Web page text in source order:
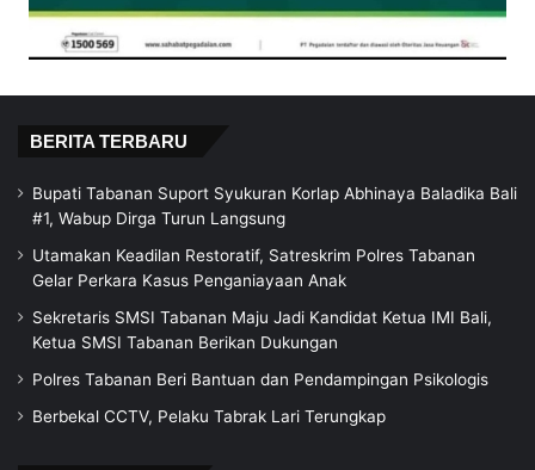
BERITA TERBARU
Bupati Tabanan Suport Syukuran Korlap Abhinaya Baladika Bali
#1, Wabup Dirga Turun Langsung
Utamakan Keadilan Restoratif, Satreskrim Polres Tabanan
Gelar Perkara Kasus Penganiayaan Anak
Sekretaris SMSI Tabanan Maju Jadi Kandidat Ketua IMI Bali,
Ketua SMSI Tabanan Berikan Dukungan
Polres Tabanan Beri Bantuan dan Pendampingan Psikologis
Berbekal CCTV, Pelaku Tabrak Lari Terungkap